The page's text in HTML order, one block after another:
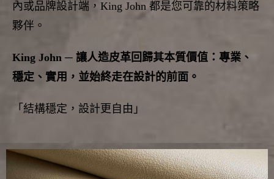
內或品牌設計端，King John 都是您可靠的材料策略
夥伴。
King John ─ 讓人造皮革回歸其本質價值：專業、
穩定、實用， 並始終走在設計的前面。
「結構穩定，設計更自由」